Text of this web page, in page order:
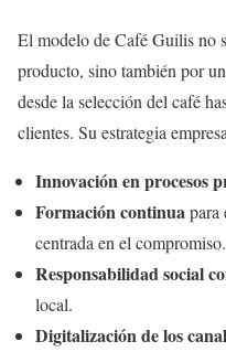
El modelo de Café Guilis no
producto, sino también por
desde la selección del café
clientes. Su estrategia
Innovación en procesos
Formación continuapara
centrada en el compromiso.
Responsabilidad social
local.
Digitalización de los